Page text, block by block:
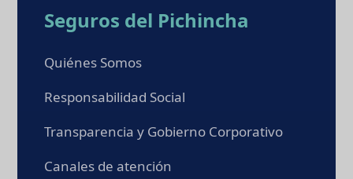
Seguros del Pichincha
Quiénes Somos
Responsabilidad Social
Transparencia y Gobierno Corporativo
Canales de atención